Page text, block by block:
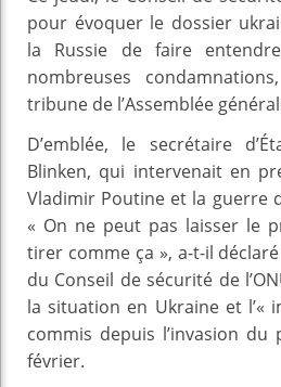
pour évoquer le dossier
la Russie de faire
nombreuses
tribune de l’Assemblée
D’emblée, le secrétaire
Blinken, qui intervenait en
Vladimir Poutine et la guerre
« On ne peut pas laisser le
tirer comme ça », a-t-il
du Conseil de sécurité de
la situation en Ukraine et l’«
commis depuis l’invasion du
février.